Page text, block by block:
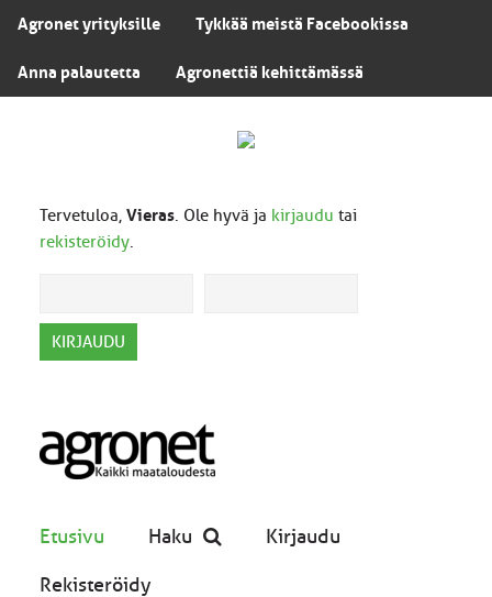
Agronet yrityksille Tykkää meistä Facebookissa
Anna palautetta Agronettiä kehittämässä
Tervetuloa, Vieras. Ole hyvä ja kirjaudu tai
rekisteröidy.
Etusivu Haku Kirjaudu
Rekisteröidy